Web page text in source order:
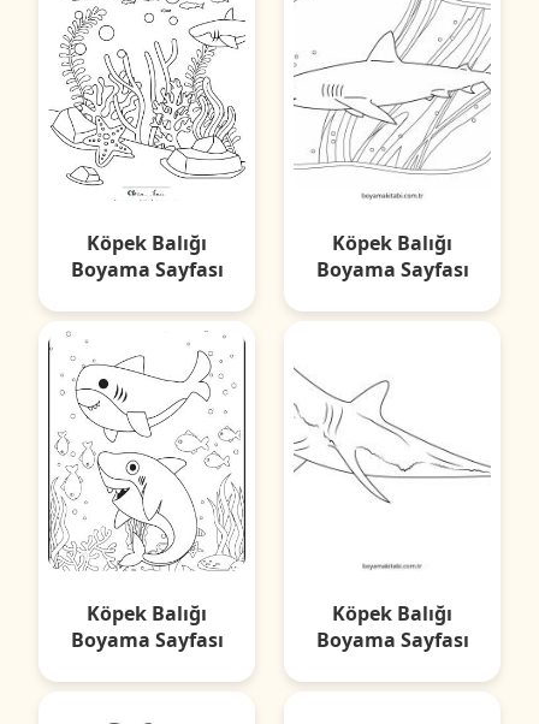
Köpek Balığı
Boyama Sayfası
Köpek Balığı
Boyama Sayfası
Köpek Balığı
Boyama Sayfası
Köpek Balığı
Boyama Sayfası